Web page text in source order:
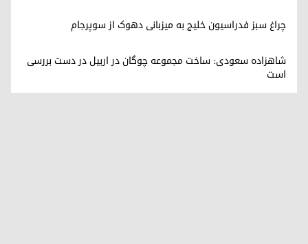
چراغ سبز فدراسیون خلیج به میزبانی دهوک از سوپرجام
شاهزاده سعودی: ساخت مجموعه چوگان در اربیل در دست بررسی
است